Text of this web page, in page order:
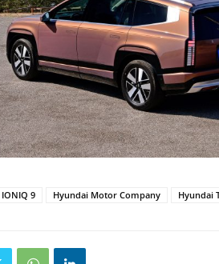
9 Hyundai Motor Company Hyundai